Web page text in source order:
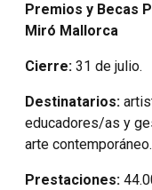
Premios y Becas
Miró Mallorca
Cierre: 31 de julio.
Destinatarios:
educadores/as y
arte contemporáneo.
Prestaciones: